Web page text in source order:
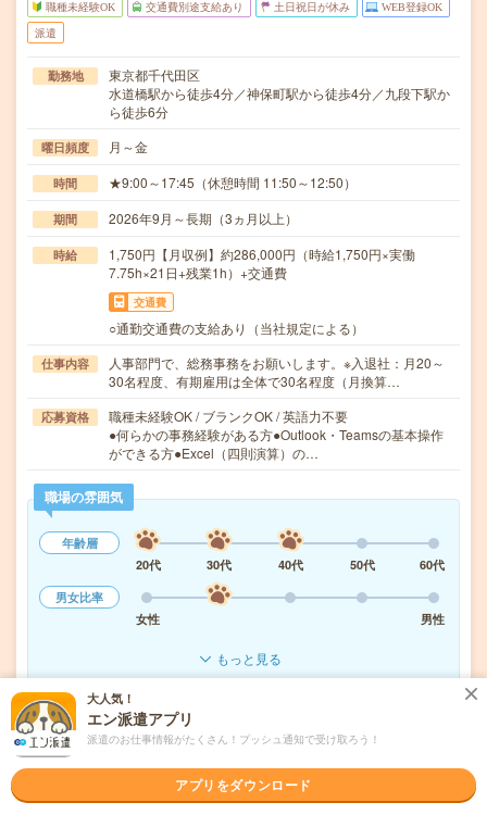
職種未経験OK 交通費別途支給あり 土日祝日が休み WEB登録OK
派遣
勤務地
東京都千代田区
水道橋駅から徒歩4分／神保町駅から徒歩4分／九段下駅か
ら徒歩6分
曜日頻度 月～金
時間 ★9:00～17:45（休憩時間 11:50～12:50）
期間 2026年9月～長期（3ヵ月以上）
時給
1,750円【月収例】約286,000円（時給1,750円×実働
7.75h×21日+残業1h）+交通費
交通費
○通勤交通費の支給あり（当社規定による）
仕事内容
人事部門で、総務事務をお願いします。※入退社：月20～
30名程度、有期雇用は全体で30名程度（月換算…
応募資格
職種未経験OK / ブランクOK / 英語力不要
●何らかの事務経験がある方●Outlook・Teamsの基本操作
ができる方●Excel（四則演算）の…
職場の雰囲気
年齢層
20代
30代 40代 50代
60代
男女比率
女性
男性
もっと見る
気になる!
派遣会社 ヒューマンリソシア株式会社
大人気！
エン派遣アプリ
派遣のお仕事情報がたくさん！プッシュ通知で受け取ろう！
アプリをダウンロード